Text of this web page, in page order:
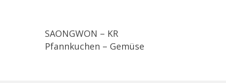
SAONGWON – KR
Pfannkuchen – Gemüse